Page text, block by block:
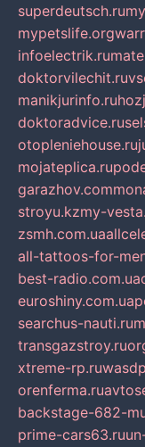
superdeutsch.ru
mypetslife.org
infoelectrik.ru
doktorvilechit.ru
manikjurinfo.ru
doktoradvice.ru
otopleniehouse.ru
mojateplica.ru
garazhov.com
stroyu.kzmy-
zsmh.com.ua
all-tattoos-for-
best-radio.com.ua
euroshiny.com.ua
searchus-nauti.ru
transgazstroy.ru
xtreme-rp.ru
orenferma.ru
backstage-682-
prime-cars63.ru